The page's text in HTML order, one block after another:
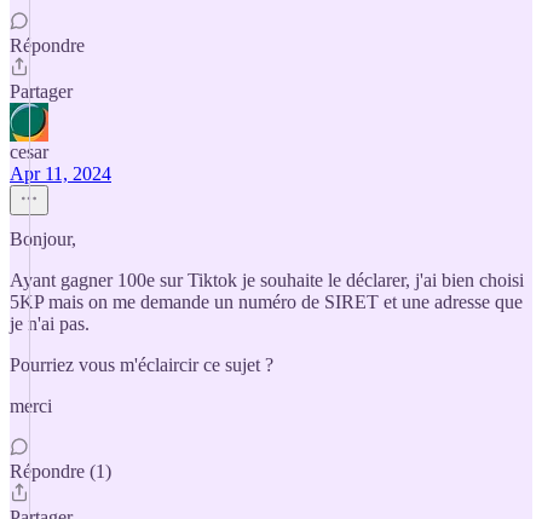
Répondre
Partager
cesar
Apr 11, 2024
Bonjour,
Ayant gagner 100e sur Tiktok je souhaite le déclarer, j'ai bien choisi
5KP mais on me demande un numéro de SIRET et une adresse que
je n'ai pas.
Pourriez vous m'éclaircir ce sujet ?
merci
Répondre (1)